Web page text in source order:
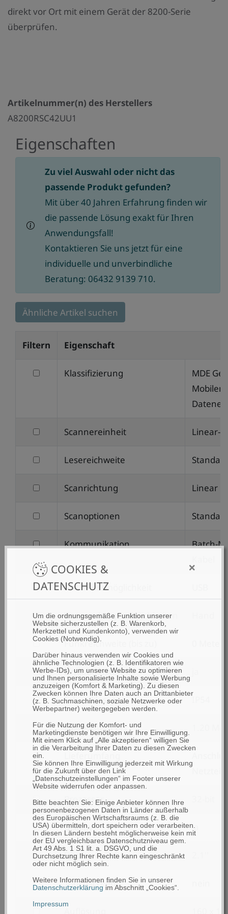
COOKIES &
DATENSCHUTZ
×
Um die ordnungsgemäße Funktion unserer
Website sicherzustellen (z. B. Warenkorb,
Merkzettel und Kundenkonto), verwenden wir
Cookies (Notwendig).
Darüber hinaus verwenden wir Cookies und
ähnliche Technologien (z. B. Identifikatoren wie
Werbe-IDs), um unsere Website zu optimieren
und Ihnen personalisierte Inhalte sowie Werbung
anzuzeigen (Komfort & Marketing). Zu diesen
Zwecken können Ihre Daten auch an Drittanbieter
(z. B. Suchmaschinen, soziale Netzwerke oder
Werbepartner) weitergegeben werden.
Für die Nutzung der Komfort- und
Marketingdienste benötigen wir Ihre Einwilligung.
Mit einem Klick auf „Alle akzeptieren“ willigen Sie
in die Verarbeitung Ihrer Daten zu diesen Zwecken
ein.
Sie können Ihre Einwilligung jederzeit mit Wirkung
für die Zukunft über den Link
„Datenschutzeinstellungen“ im Footer unserer
Website widerrufen oder anpassen.
Bitte beachten Sie: Einige Anbieter können Ihre
personenbezogenen Daten in Länder außerhalb
des Europäischen Wirtschaftsraums (z. B. die
USA) übermitteln, dort speichern oder verarbeiten.
In diesen Ländern besteht möglicherweise kein mit
der EU vergleichbares Datenschutzniveau gem.
Art 49 Abs. 1 S1 lit. a. DSGVO, und die
Durchsetzung Ihrer Rechte kann eingeschränkt
oder nicht möglich sein.
Weitere Informationen finden Sie in unserer
Datenschutzerklärung im Abschnitt „Cookies“.
Impressum
direkt vor Ort mit einem Gerät der 8200-Serie
überprüfen.
Artikelnummer(n) des Herstellers
A8200RSC42UU1
Eigenschaften
Zu viel Auswahl oder nicht das
passende Produkt gefunden?
Mit über 40 Jahren Erfahrung finden wir
die passende Lösung exakt für Ihren
Anwendungsfall!
Kontaktieren Sie uns jetzt für eine
individuelle und unverbindliche
Beratung: 06432 9139 710.
Ähnliche Artikel suchen
Filtern Eigenschaft
filtern
Klassifizierung
MDE
Mobilen
filtern
Scannereinheit
Scannereinheit Linear-
filtern
Lesereichweite
Lesereichweite
filtern
Scanrichtung
Scanrichtung Linear
filtern
Scanoptionen
Scanoptionen
filtern
nach
Kommunikation
Kommunikation
Batch-
filtern
nach
Anschlussmöglichkeit
Anschlussmöglichkeit
filtern
nach
Verwendungsmöglichkeiten
Verwendungsmöglichkeiten
filtern
nach
Funkreichweite
(bis
zu)
Funkreichweite (bis zu)
filtern
nach
Eingabetasten
Eingabetasten
filtern
nach
Schutzklasse
Schutzklasse IP54
filtern
nach
Fallresistent
bis
Fallresistent bis
filtern
nach
Lieferumfang
Lieferumfang
Netzteil,
filtern
nach
Prozessor
Prozessor
filtern
nach
Display
Display ja
filtern
nach
Display
in
Display in Zoll
filtern Touchscreen
filtern